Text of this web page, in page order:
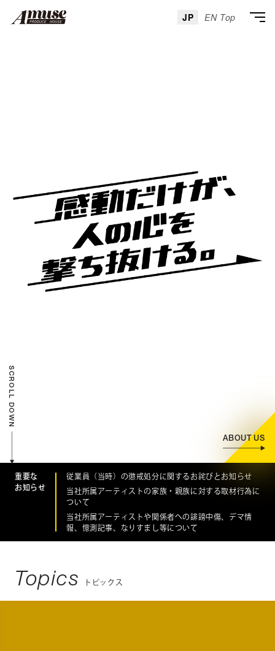
JP EN Top
SCROLL DOWN
ABOUT US
重要な
お知らせ
従業員（当時）の懲戒処分に関するお詫びとお知らせ
当社所属アーティストの家族・親族に対する取材行為に
ついて
当社所属アーティストや関係者への誹謗中傷、デマ情
報、憶測記事、なりすまし等について
Topics トピックス